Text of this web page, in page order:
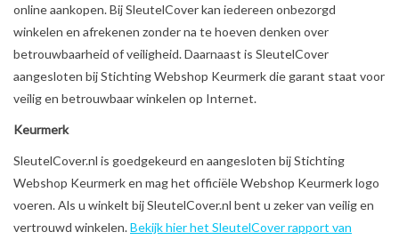
online aankopen. Bij SleutelCover kan iedereen onbezorgd
winkelen en afrekenen zonder na te hoeven denken over
betrouwbaarheid of veiligheid. Daarnaast is SleutelCover
aangesloten bij Stichting Webshop Keurmerk die garant staat voor
veilig en betrouwbaar winkelen op Internet.
Keurmerk
SleutelCover.nl is goedgekeurd en aangesloten bij Stichting
Webshop Keurmerk en mag het officiële Webshop Keurmerk logo
voeren. Als u winkelt bij SleutelCover.nl bent u zeker van veilig en
vertrouwd winkelen.Bekijk hier het SleutelCover rapport van